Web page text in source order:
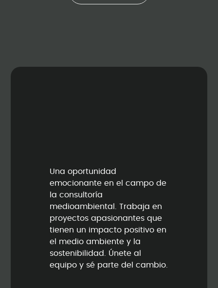
Una oportunidad
emocionante en el campo de
la consultoría
medioambiental. Trabaja en
proyectos apasionantes que
tienen un impacto positivo en
el medio ambiente y la
sostenibilidad. Únete al
equipo y sé parte del cambio.